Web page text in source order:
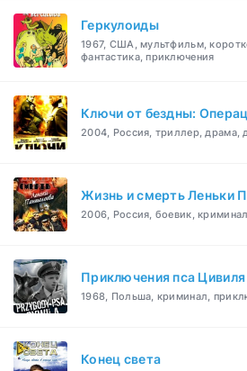
Геркулоиды
1967, США, мультфильм,
фантастика, приключения
Ключи от бездны:
2004, Россия, триллер, драма,
Жизнь и смерть Леньки
2006, Россия, боевик,
Приключения пса Цивиля
1968, Польша, криминал,
Конец света